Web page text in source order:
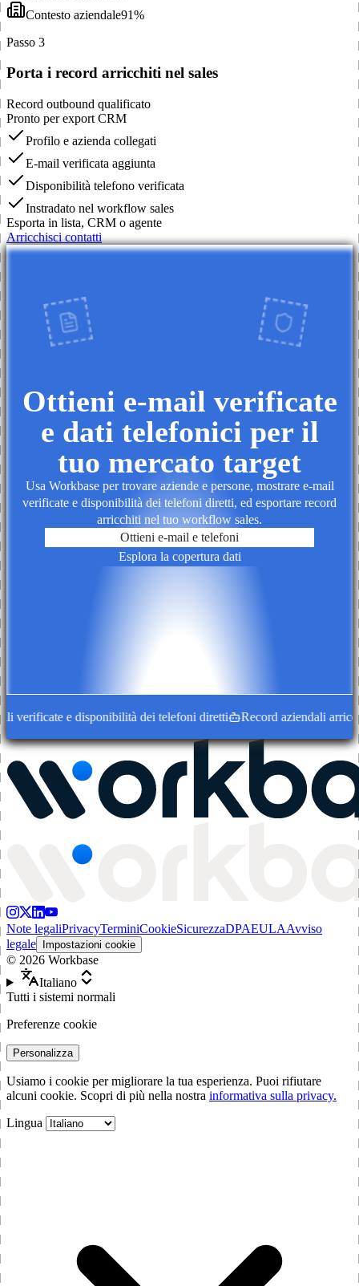
Contesto aziendale91%
Passo 3
Porta i record arricchiti nel sales
Record outbound qualificato
Pronto per export CRM
Profilo e azienda collegati
E-mail verificata aggiunta
Disponibilità telefono verificata
Instradato nel workflow sales
Esporta in lista, CRM o agente
Arricchisci contatti
Ottieni e-mail verificate
e dati telefonici per il
tuo mercato target
Usa Workbase per trovare aziende e persone, mostrare e-mail
verificate e disponibilità dei telefoni diretti, ed esportare record
arricchiti nel tuo workflow sales.
Ottieni e-mail e telefoni
Esplora la copertura dati
e disponibilità dei telefoni diretti Record aziendali arricchiti
Note legaliPrivacyTerminiCookieSicurezzaDPAEULAAvviso
legale
Impostazioni cookie
© 2026 Workbase
Italiano
Tutti i sistemi normali
Preferenze cookie
Personalizza
Usiamo i cookie per migliorare la tua esperienza. Puoi rifiutare
alcuni cookie. Scopri di più nella nostra informativa sulla privacy.
Lingua